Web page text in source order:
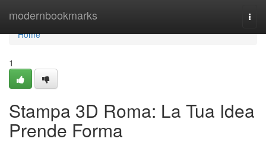
modernbookmarks
Home
Home
1
Stampa 3D Roma: La Tua Idea
Prende Forma